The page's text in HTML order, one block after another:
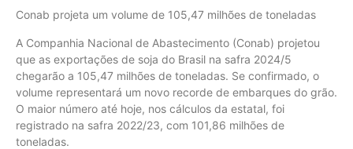
Conab projeta um volume de 105,47 milhões de toneladas
A Companhia Nacional de Abastecimento (Conab) projetou
que as exportações de soja do Brasil na safra 2024/5
chegarão a 105,47 milhões de toneladas. Se confirmado, o
volume representará um novo recorde de embarques do grão.
O maior número até hoje, nos cálculos da estatal, foi
registrado na safra 2022/23, com 101,86 milhões de
toneladas.